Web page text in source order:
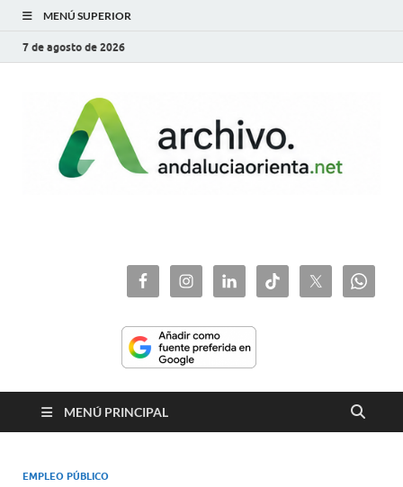
MENÚ SUPERIOR
7 de agosto de 2026
MENÚ PRINCIPAL
EMPLEO PÚBLICO